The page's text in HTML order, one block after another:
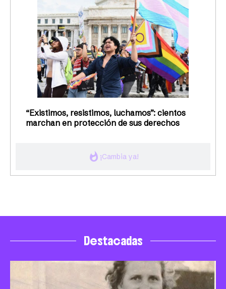
whatshot ¡Cambia ya!
“Existimos, resistimos, luchamos”: cientos
marchan en protección de sus derechos
Destacadas